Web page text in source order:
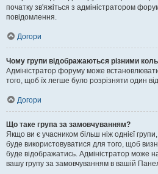
початку зв'яжіться з адміністратором
повідомлення.
Догори
Чому групи відображаються різними
Адміністратор форуму може
того, щоб їх легше було розрізняти один
Догори
Що таке група за замовчуванням?
Якщо ви є учасником більш ніж однієї
буде використовуватися для того, щоб
буде відображатись. Адміністратор може
вашу групу за замовчуванням в вашій